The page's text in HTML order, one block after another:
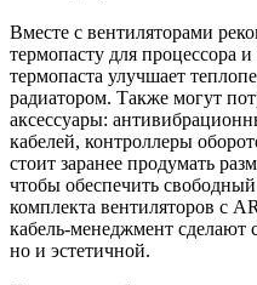
Вместе с вентиляторами
термопасту для процессора
термопаста улучшает
радиатором. Также могут
аксессуары:
кабелей, контроллеры
стоит заранее продумать
чтобы обеспечить
комплекта вентиляторов с
кабель-менеджмент сделают
но и эстетичной.